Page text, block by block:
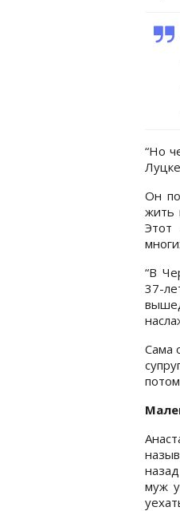
“Но
Он
жить
Этот
“В
37-
Сама
муж